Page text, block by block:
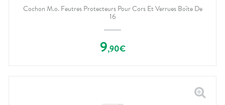
Cochon M.o. Feutres Protecteurs Pour Cors Et Verrues Boîte De
16
9,90€